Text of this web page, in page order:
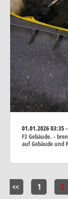
01.01.202603:35
F3 Gebäude. -
auf Gebäude und
<< 1 2